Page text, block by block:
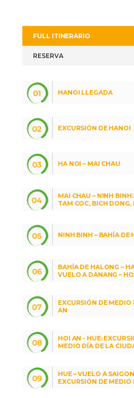
FULL ITINERARIO
RESERVA
HANOI LLEGADA
EXCURSIÓN DE HANOI
HA NOI – MAI CHAU
MAI CHAU – NINH
TAM COC, BICH DONG,
NINH BINH – BAHÍA DE
BAHÍA DE HALONG –
VUELO A DANANG –
EXCURSIÓN DE MEDIO
AN
HOI AN - HUE:
MEDIO DÍA DE LA
HUE – VUELO A
EXCURSIÓN DE MEDIO